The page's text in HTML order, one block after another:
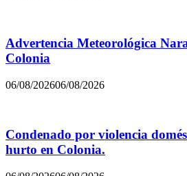
Advertencia Meteorológica
Colonia
06/08/202606/08/2026
Condenado por violencia
hurto en Colonia.